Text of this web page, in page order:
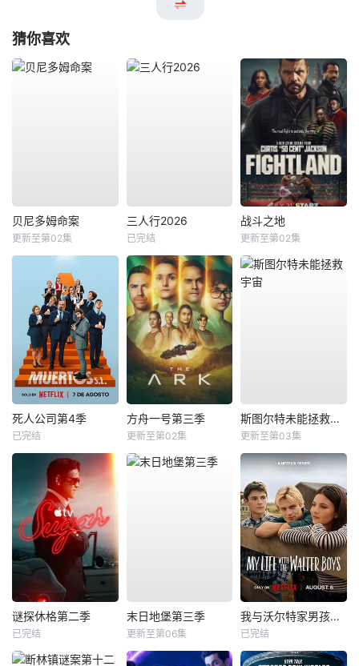
猜你喜欢
贝尼多姆命案
更新至第02集
三人行2026
已完结
战斗之地
更新至第02集
死人公司第4季
已完结
方舟一号第三季
更新至第02集
斯图尔特未能拯救宇宙
更新至第03集
谜探休格第二季
已完结
末日地堡第三季
更新至第06集
我与沃尔特家男孩的生活第三季
已完结